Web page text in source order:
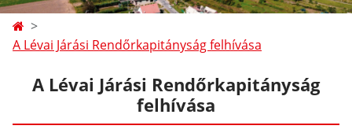
A Lévai Járási Rendőrkapitányság felhívása
A Lévai Járási Rendőrkapitányság
felhívása